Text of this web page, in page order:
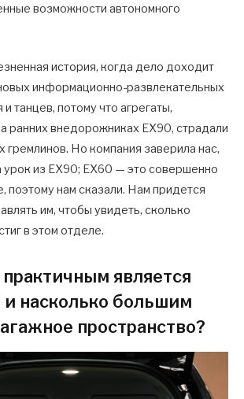
возможности автономного
история, когда дело доходит
информационно-развлекательных
танцев, потому что агрегаты,
ранних внедорожниках EX90, страдали
гремлинов. Но компания заверила нас,
урок из EX90; EX60 — это совершенно
поэтому нам сказали. Нам придется
им, чтобы увидеть, сколько
в этом отделе.
является
и насколько большим
пространство?